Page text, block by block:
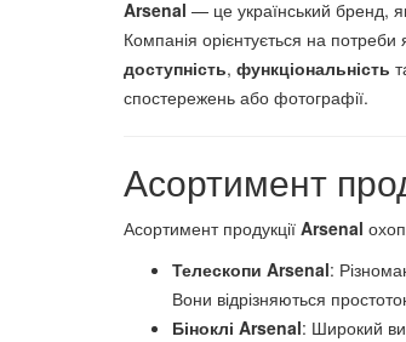
Arsenal — це український бренд,
Компанія орієнтується на потреби
доступність,функціональність
спостережень або фотографії.
Асортимент
Асортимент продукціїArsenal
Телескопи Arsenal:
Вони відрізняються
Біноклі Arsenal: Широкий